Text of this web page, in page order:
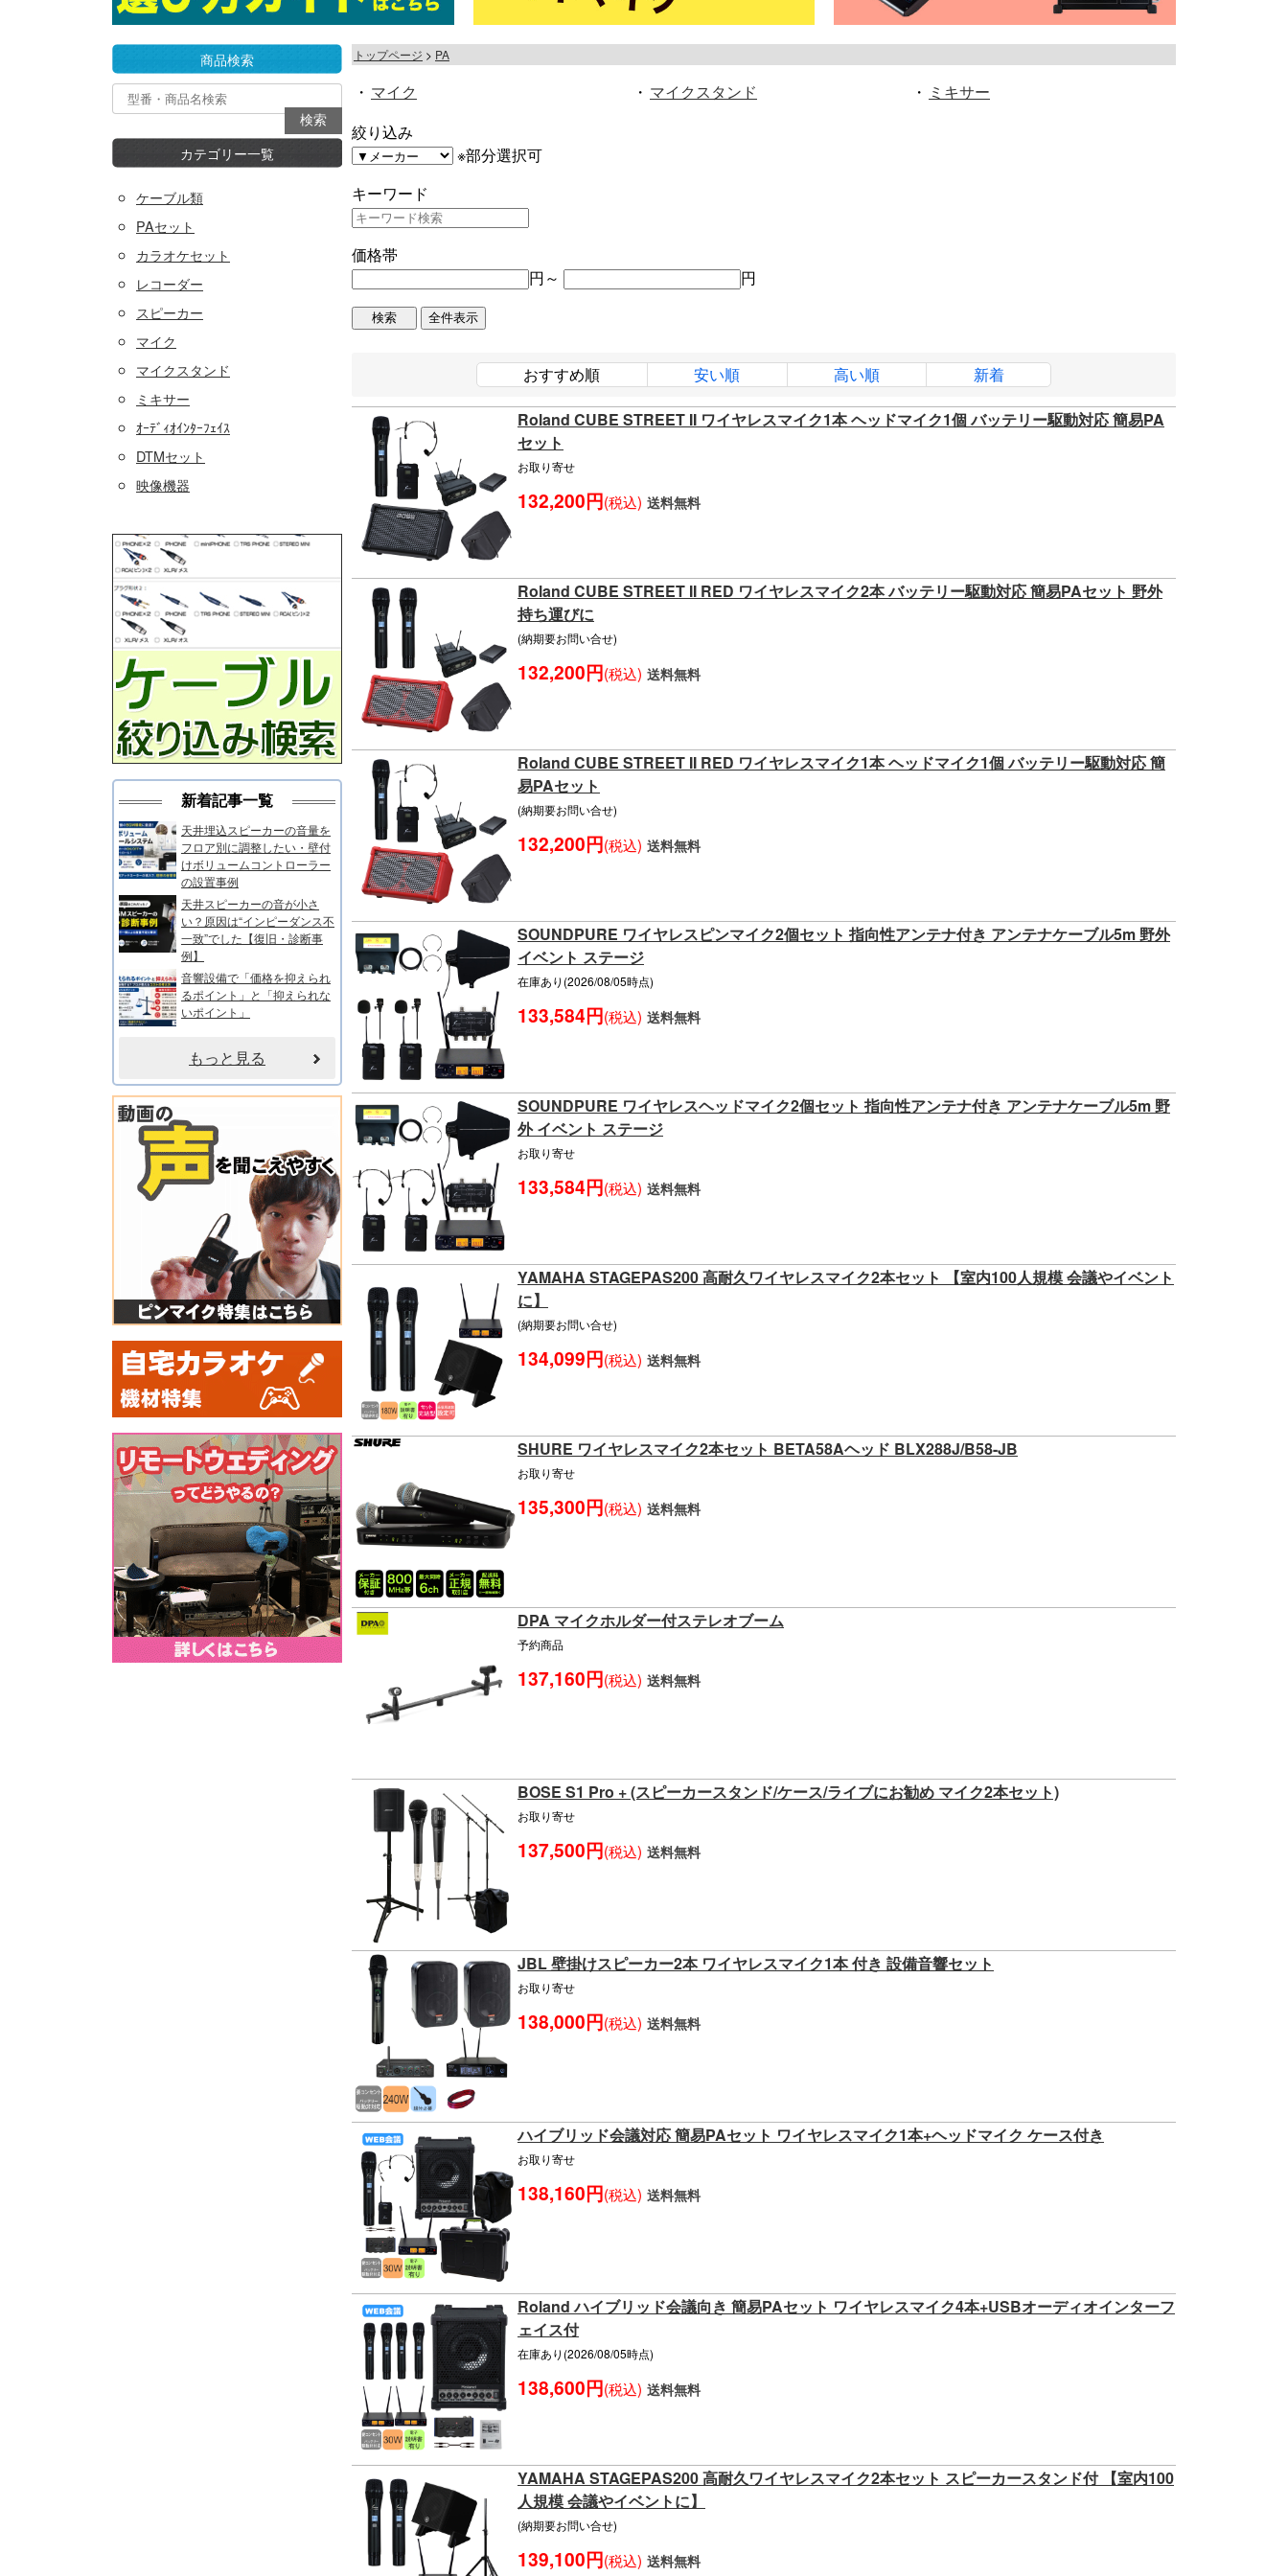
トップページ PA
・ マイク ・ マイクスタンド ・ ミキサー
絞り込み
※部分選択可
キーワード
価格帯
円～
円
おすすめ順 安い順 高い順 新着
Roland CUBE STREET II ワイヤレスマイク1本 ヘッドマイク1個 バッテリー駆動対応 簡易PA
セット
お取り寄せ
132,200円(税込) 送料無料
Roland CUBE STREET II RED ワイヤレスマイク2本 バッテリー駆動対応 簡易PAセット 野外
持ち運びに
(納期要お問い合せ)
132,200円(税込) 送料無料
Roland CUBE STREET II RED ワイヤレスマイク1本 ヘッドマイク1個 バッテリー駆動対応 簡
易PAセット
(納期要お問い合せ)
132,200円(税込) 送料無料
SOUNDPURE ワイヤレスピンマイク2個セット 指向性アンテナ付き アンテナケーブル5m 野外
イベント ステージ
在庫あり(2026/08/05時点)
133,584円(税込) 送料無料
SOUNDPURE ワイヤレスヘッドマイク2個セット 指向性アンテナ付き アンテナケーブル5m 野
外 イベント ステージ
お取り寄せ
133,584円(税込) 送料無料
YAMAHA STAGEPAS200 高耐久ワイヤレスマイク2本セット 【室内100人規模 会議やイベント
に】
(納期要お問い合せ)
134,099円(税込) 送料無料
SHURE ワイヤレスマイク2本セット BETA58Aヘッド BLX288J/B58-JB
お取り寄せ
135,300円(税込) 送料無料
DPA マイクホルダー付ステレオブーム
予約商品
137,160円(税込) 送料無料
BOSE S1 Pro + (スピーカースタンド/ケース/ライブにお勧め マイク2本セット)
お取り寄せ
137,500円(税込) 送料無料
JBL 壁掛けスピーカー2本 ワイヤレスマイク1本 付き 設備音響セット
お取り寄せ
138,000円(税込) 送料無料
ハイブリッド会議対応 簡易PAセット ワイヤレスマイク1本+ヘッドマイク ケース付き
お取り寄せ
138,160円(税込) 送料無料
Roland ハイブリッド会議向き 簡易PAセット ワイヤレスマイク4本+USBオーディオインターフ
ェイス付
在庫あり(2026/08/05時点)
138,600円(税込) 送料無料
YAMAHA STAGEPAS200 高耐久ワイヤレスマイク2本セット スピーカースタンド付 【室内100
人規模 会議やイベントに】
(納期要お問い合せ)
139,100円(税込) 送料無料
商品検索
カテゴリー一覧
ケーブル類
PAセット
カラオケセット
レコーダー
スピーカー
マイク
マイクスタンド
ミキサー
ｵｰﾃﾞｨｵｲﾝﾀｰﾌｪｲｽ
DTMセット
映像機器
新着記事一覧
天井埋込スピーカーの音量を
フロア別に調整したい・壁付
けボリュームコントローラー
の設置事例
天井スピーカーの音が小さ
い？原因は“インピーダンス不
一致”でした【復旧・診断事
例】
音響設備で「価格を抑えられ
るポイント」と「抑えられな
いポイント」
もっと見る